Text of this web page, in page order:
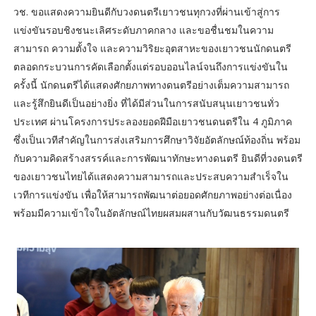
วช. ขอแสดงความยินดีกับวงดนตรีเยาวชนทุกวงที่ผ่านเข้าสู่การ
แข่งขันรอบชิงชนะเลิศระดับภาคกลาง และขอชื่นชมในความ
สามารถ ความตั้งใจ และความวิริยะอุตสาหะของเยาวชนนักดนตรี
ตลอดกระบวนการคัดเลือกตั้งแต่รอบออนไลน์จนถึงการแข่งขันใน
ครั้งนี้ นักดนตรีได้แสดงศักยภาพทางดนตรีอย่างเต็มความสามารถ
และรู้สึกยินดีเป็นอย่างยิ่ง ที่ได้มีส่วนในการสนับสนุนเยาวชนทั่ว
ประเทศ ผ่านโครงการประลองยอดฝีมือเยาวชนดนตรีใน 4 ภูมิภาค
ซึ่งเป็นเวทีสำคัญในการส่งเสริมการศึกษาวิจัยอัตลักษณ์ท้องถิ่น พร้อม
กับความคิดสร้างสรรค์และการพัฒนาทักษะทางดนตรี ยินดีที่วงดนตรี
ของเยาวชนไทยได้แสดงความสามารถและประสบความสำเร็จใน
เวทีการแข่งขัน เพื่อให้สามารถพัฒนาต่อยอดศักยภาพอย่างต่อเนื่อง
พร้อมมีความเข้าใจในอัตลักษณ์ไทยผสมผสานกับวัฒนธรรมดนตรี